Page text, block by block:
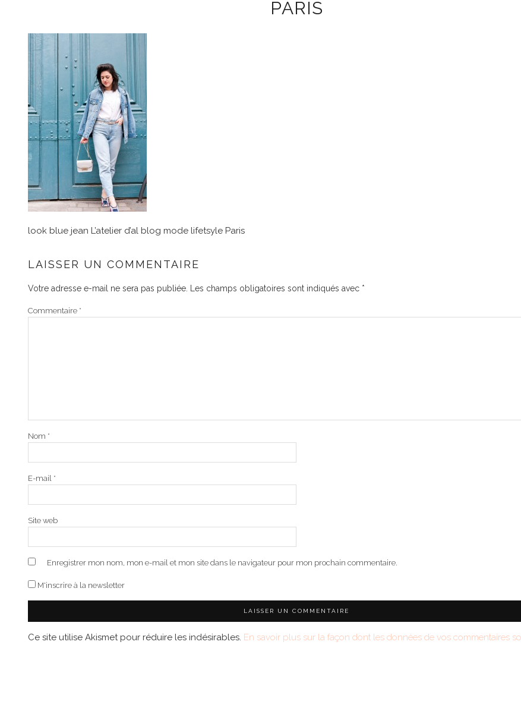
PARIS
look blue jean L’atelier d’al blog mode lifetsyle Paris
LAISSER UN COMMENTAIRE
Votre adresse e-mail ne sera pas publiée. Les champs obligatoires sont indiqués avec *
Commentaire *
Nom *
E-mail *
Site web
Enregistrer mon nom, mon e-mail et mon site dans le navigateur pour mon prochain commentaire.
M'inscrire à la newsletter
Ce site utilise Akismet pour réduire les indésirables. En savoir plus sur la façon dont les données de vos commentaires